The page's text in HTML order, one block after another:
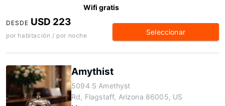
Wifi gratis
DESDE USD 223
por habitación / por noche Seleccionar
Amythist
5094 S Amethyst
Rd, Flagstaff, Arizona 86005, US